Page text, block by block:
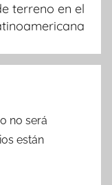
terreno en el
no será
están